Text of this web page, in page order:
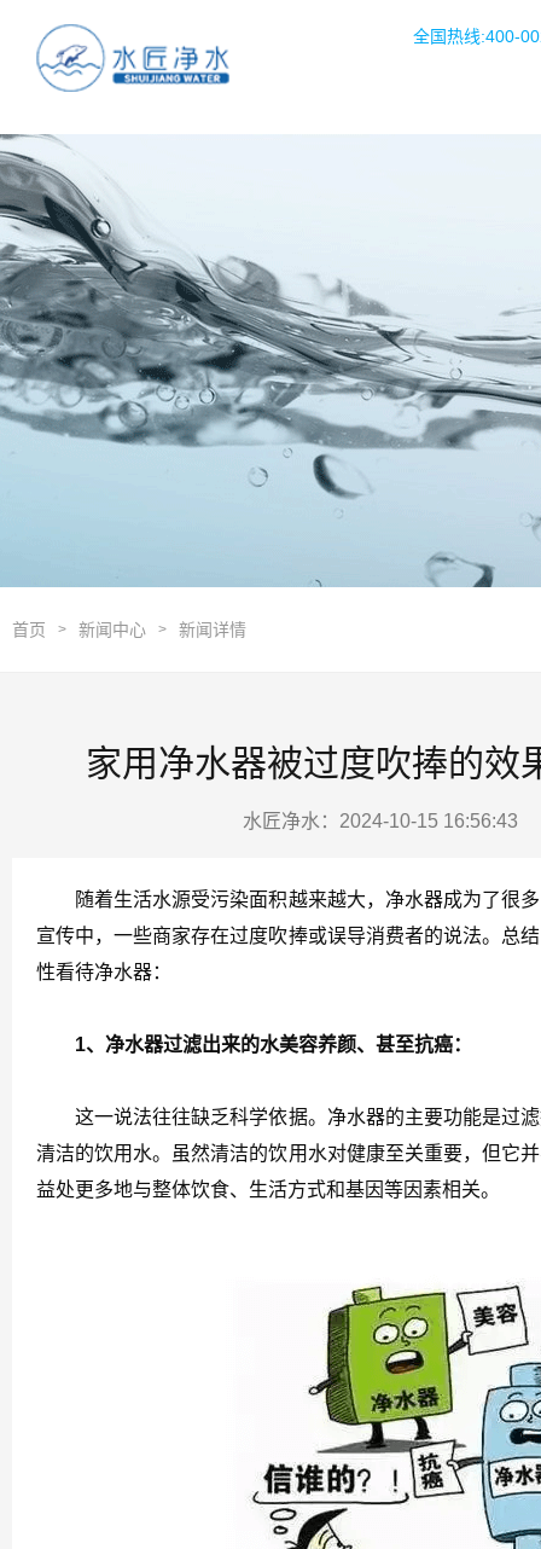
全国热线:400-
首页 > 新闻中心 > 新闻详情
家用净水器被过度吹捧的效
水匠净水：2024-10-15 16:56:43
随着生活水源受污染面积越来越大，净水器成为了很多
宣传中，一些商家存在过度吹捧或误导消费者的说法。总
性看待净水器：
1、净水器过滤出来的水美容养颜、甚至抗癌：
这一说法往往缺乏科学依据。净水器的主要功能是过滤
清洁的饮用水。虽然清洁的饮用水对健康至关重要，但它
益处更多地与整体饮食、生活方式和基因等因素相关。